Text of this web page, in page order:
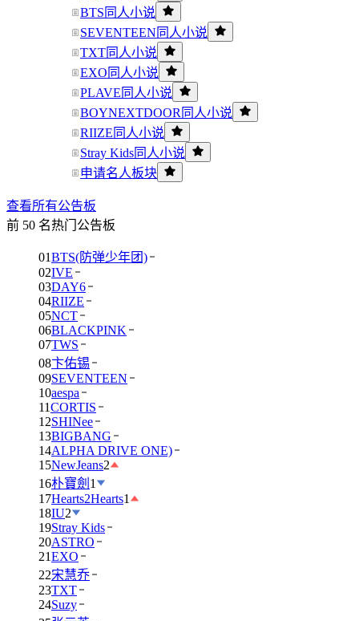
BTS同人小说
SEVENTEEN同人小说
TXT同人小说
EXO同人小说
PLAVE同人小说
BOYNEXTDOOR同人小说
RIIZE同人小说
Stray Kids同人小说
申请名人板块
查看所有公告板
前 50 名热门公告板
01BTS(防弹少年团)
02IVE
03DAY6
04RIIZE
05NCT
06BLACKPINK
07TWS
08卞佑锡
09SEVENTEEN
10aespa
11CORTIS
12SHINee
13BIGBANG
14ALPHA DRIVE ONE)
15NewJeans2
16朴寶劍 1
17Hearts2Hearts1
18IU2
19Stray Kids
20ASTRO
21EXO
22宋慧乔
23TXT
24Suzy